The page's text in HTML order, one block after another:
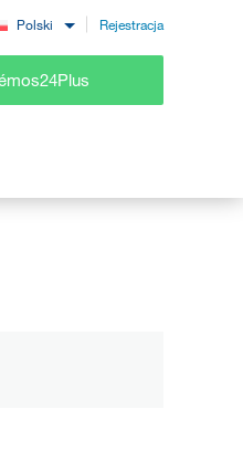
Polski Rejestracja